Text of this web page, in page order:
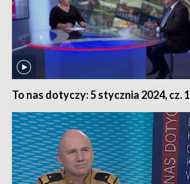
To nas dotyczy: 5 stycznia 2024, cz. 1